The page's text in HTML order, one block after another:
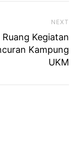
NEXT
Kegiatan
Kampung
UKM